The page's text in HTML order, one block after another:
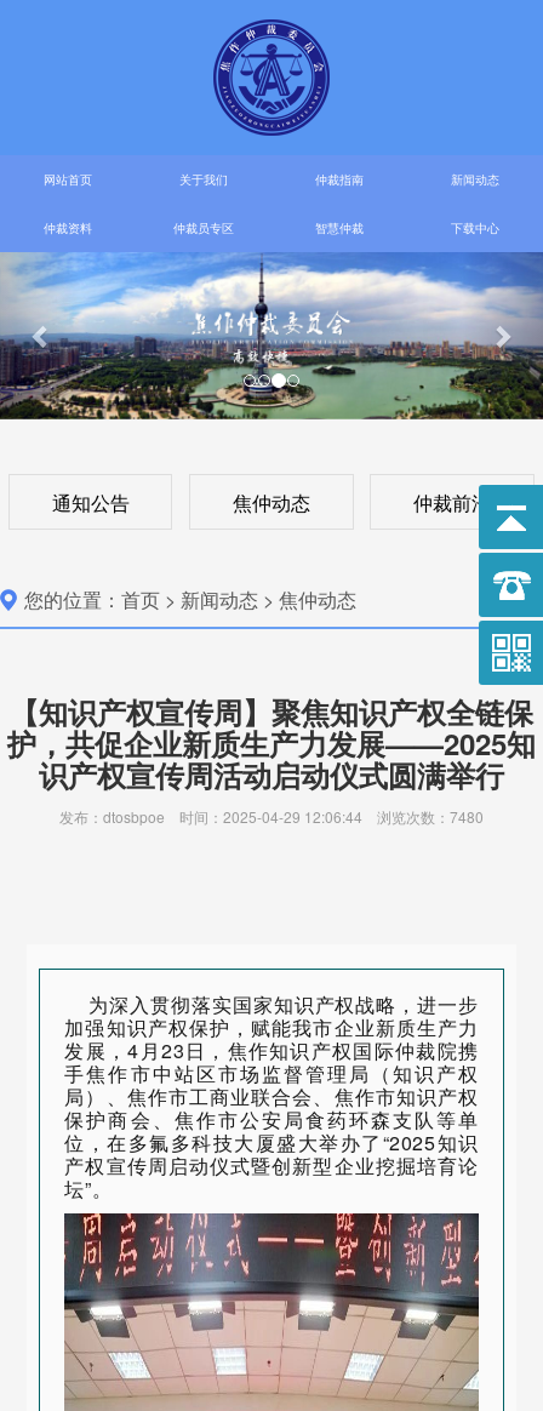
网站首页 关于我们 仲裁指南 新闻动态
仲裁资料 仲裁员专区 智慧仲裁 下载中心
通知公告 焦仲动态 仲裁前沿
您的位置： 首页 > 新闻动态 > 焦仲动态
【知识产权宣传周】聚焦知识产权全链保
护，共促企业新质生产力发展——2025知
识产权宣传周活动启动仪式圆满举行
发布：dtosbpoe 时间：2025-04-29 12:06:44 浏览次数：7480
为深入贯彻落实国家知识产权战略，进一步
加强知识产权保护，赋能我市企业新质生产力
发展，4月23日，焦作知识产权国际仲裁院携
手焦作市中站区市场监督管理局（知识产权
局）、焦作市工商业联合会、焦作市知识产权
保护商会、焦作市公安局食药环森支队等单
位，在多氟多科技大厦盛大举办了“2025知识
产权宣传周启动仪式暨创新型企业挖掘培育论
坛”。
作仲